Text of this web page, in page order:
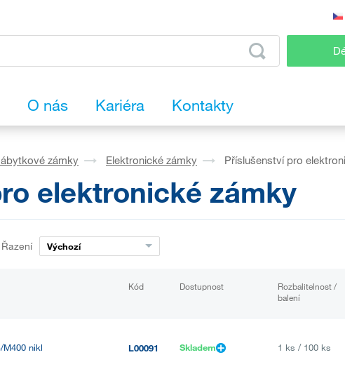
O nás Kariéra Kontakty
zámky Elektronické zámky Příslušenství pro
elektronické zámky
Řazení Výchozí
Kód Dostupnost
Rozbalitelnost /
balení
M400 nikl L00091 Skladem 1 ks / 100 ks